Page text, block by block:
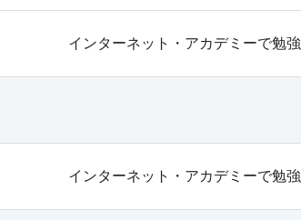
インターネット・アカデミーで勉強
インターネット・アカデミーで勉強